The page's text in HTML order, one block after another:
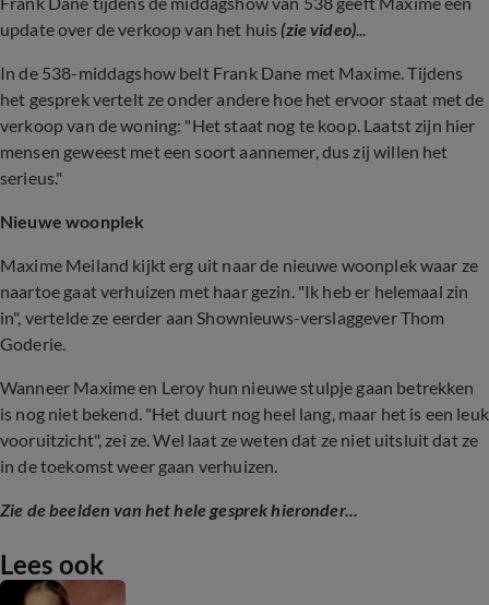
update over de verkoop van het huis(zie video)...
In de 538-middagshow belt Frank Dane met Maxime. Tijdens
het gesprek vertelt ze onder andere hoe het ervoor staat met de
verkoop van de woning: "Het staat nog te koop. Laatst zijn hier
mensen geweest met een soort aannemer, dus zij willen het
serieus."
Nieuwe woonplek
Maxime Meiland kijkt erg uit naar de nieuwe woonplek waar ze
naartoe gaat verhuizen met haar gezin. "Ik heb er helemaal zin
in", vertelde ze eerder aan Shownieuws-verslaggever Thom
Goderie.
Wanneer Maxime en Leroy hun nieuwe stulpje gaan betrekken
is nog niet bekend. "Het duurt nog heel lang, maar het is een leuk
vooruitzicht", zei ze. Wel laat ze weten dat ze niet uitsluit dat ze
in de toekomst weer gaan verhuizen.
Zie de beelden van het hele gesprek hieronder...
Lees ook